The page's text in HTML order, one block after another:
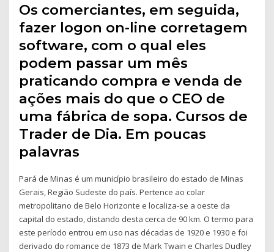
Os comerciantes, em seguida,
fazer logon on-line corretagem
software, com o qual eles
podem passar um mês
praticando compra e venda de
ações mais do que o CEO de
uma fábrica de sopa. Cursos de
Trader de Dia. Em poucas
palavras
Pará de Minas é um município brasileiro do estado de Minas
Gerais, Região Sudeste do país. Pertence ao colar
metropolitano de Belo Horizonte e localiza-se a oeste da
capital do estado, distando desta cerca de 90 km. O termo para
este período entrou em uso nas décadas de 1920 e 1930 e foi
derivado do romance de 1873 de Mark Twain e Charles Dudley